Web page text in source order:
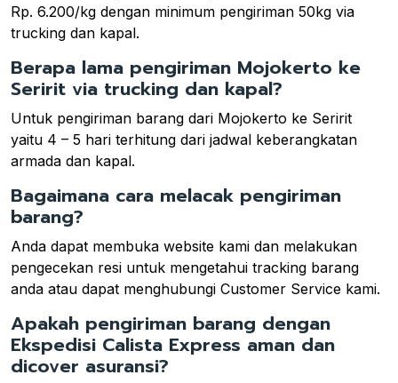
Rp. 6.200/kg dengan minimum pengiriman 50kg via
trucking dan kapal.
Berapa lama pengiriman Mojokerto ke
Seririt via trucking dan kapal?
Untuk pengiriman barang dari Mojokerto ke Seririt
yaitu 4 – 5 hari terhitung dari jadwal keberangkatan
armada dan kapal.
Bagaimana cara melacak pengiriman
barang?
Anda dapat membuka website kami dan melakukan
pengecekan resi untuk mengetahui tracking barang
anda atau dapat menghubungi Customer Service kami.
Apakah pengiriman barang dengan
Ekspedisi Calista Express aman dan
dicover asuransi?